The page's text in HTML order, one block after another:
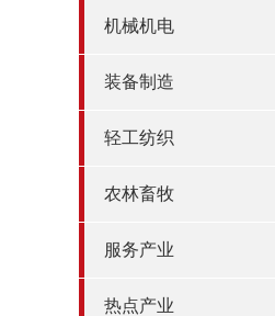
机械机电
装备制造
轻工纺织
农林畜牧
服务产业
热点产业